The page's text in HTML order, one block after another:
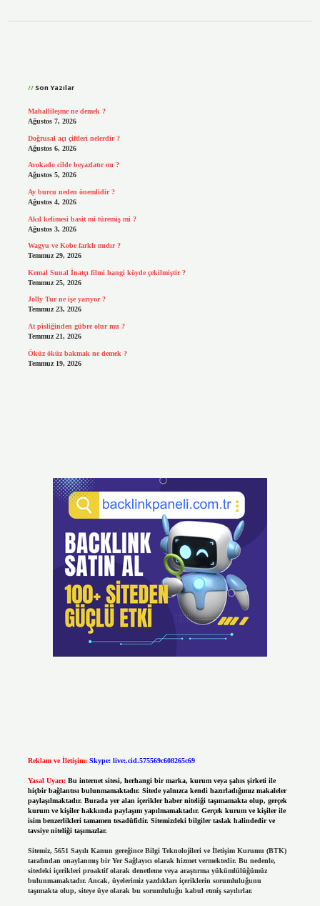
Son Yazılar
Mahallileşme ne demek ?
Ağustos 7, 2026
Doğrusal açı çiftleri nelerdir ?
Ağustos 6, 2026
Avokado cilde beyazlatır mı ?
Ağustos 5, 2026
Ay burcu neden önemlidir ?
Ağustos 4, 2026
Akıl kelimesi basit mi türemiş mi ?
Ağustos 3, 2026
Wagyu ve Kobe farklı mıdır ?
Temmuz 29, 2026
Kemal Sunal İnatçı filmi hangi köyde çekilmiştir ?
Temmuz 25, 2026
Jolly Tur ne işe yarıyor ?
Temmuz 23, 2026
At pisliğinden gübre olur mu ?
Temmuz 21, 2026
Öküz öküz bakmak ne demek ?
Temmuz 19, 2026
Reklam ve İletişim: Skype: live:.cid.575569c608265c69
Yasal Uyarı: Bu internet sitesi, herhangi bir marka, kurum veya şahıs şirketi ile
hiçbir bağlantısı bulunmamaktadır. Sitede yalnızca kendi hazırladığımız makaleler
paylaşılmaktadır. Burada yer alan içerikler haber niteliği taşımamakta olup, gerçek
kurum ve kişiler hakkında paylaşım yapılmamaktadır. Gerçek kurum ve kişiler ile
isim benzerlikleri tamamen tesadüfidir. Sitemizdeki bilgiler taslak halindedir ve
tavsiye niteliği taşımazlar.
Sitemiz, 5651 Sayılı Kanun gereğince Bilgi Teknolojileri ve İletişim Kurumu (BTK)
tarafından onaylanmış bir Yer Sağlayıcı olarak hizmet vermektedir. Bu nedenle,
sitedeki içerikleri proaktif olarak denetleme veya araştırma yükümlülüğümüz
bulunmamaktadır. Ancak, üyelerimiz yazdıkları içeriklerin sorumluluğunu
taşımakta olup, siteye üye olarak bu sorumluluğu kabul etmiş sayılırlar.